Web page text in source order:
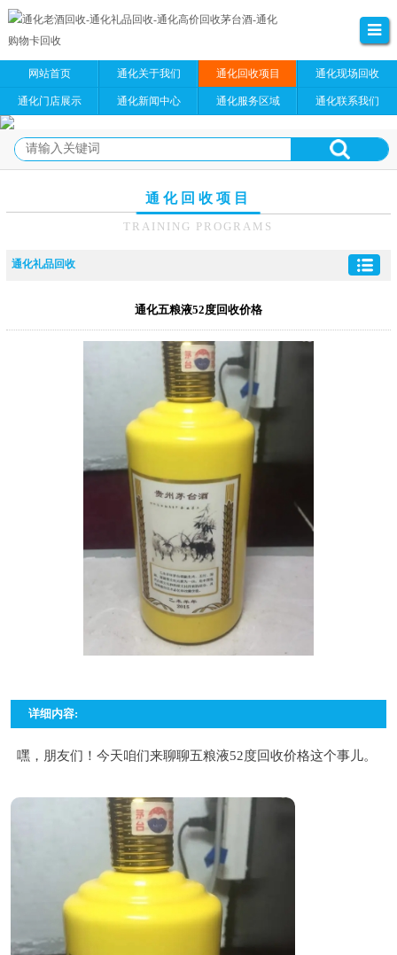
网站首页 通化关于我们 通化回收项目 通化现场回收
通化门店展示 通化新闻中心 通化服务区域 通化联系我们
通化回收项目
TRAINING PROGRAMS
通化礼品回收
通化五粮液52度回收价格
详细内容:
嘿，朋友们！今天咱们来聊聊五粮液52度回收价格这个事儿。